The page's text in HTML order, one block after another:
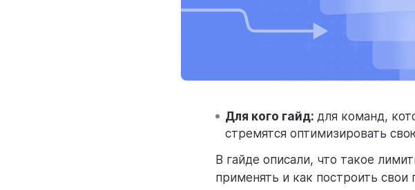
Для кого гайд: для команд,
стремятся оптимизировать
В гайде описали, что такое
применять и как построить свои